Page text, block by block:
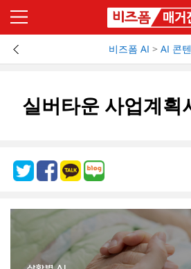
비즈폼 AI > AI 콘
실버타운 사업계획